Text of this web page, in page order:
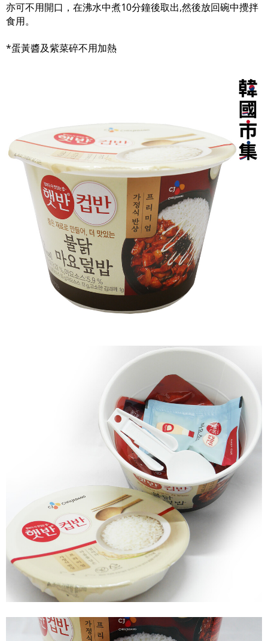
亦可不用開口，在沸水中煮10分鐘後取出,然後放回碗中攪拌
食用。
*蛋黃醬及紫菜碎不用加熱